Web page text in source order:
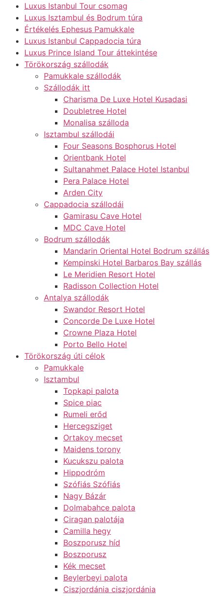
Luxus Istanbul Tour csomag
Luxus Isztambul és Bodrum túra
Értékelés Ephesus Pamukkale
Luxus Istanbul Cappadocia túra
Luxus Prince Island Tour áttekintése
Törökország szállodák
Pamukkale szállodák
Szállodák itt
Charisma De Luxe Hotel Kusadasi
Doubletree Hotel
Monalisa szálloda
Isztambul szállodái
Four Seasons Bosphorus Hotel
Orientbank Hotel
Sultanahmet Palace Hotel Istanbul
Pera Palace Hotel
Arden City
Cappadocia szállodái
Gamirasu Cave Hotel
MDC Cave Hotel
Bodrum szállodák
Mandarin Oriental Hotel Bodrum szállás
Kempinski Hotel Barbaros Bay szállás
Le Meridien Resort Hotel
Radisson Collection Hotel
Antalya szállodák
Swandor Resort Hotel
Concorde De Luxe Hotel
Crowne Plaza Hotel
Porto Bello Hotel
Törökország úti célok
Pamukkale
Isztambul
Topkapi palota
Spice piac
Rumeli erőd
Hercegsziget
Ortakoy mecset
Maidens torony
Kucukszu palota
Hippodróm
Szófiás Szófiás
Nagy Bázár
Dolmabahce palota
Ciragan palotája
Camilla hegy
Boszporusz híd
Boszporusz
Kék mecset
Beylerbeyi palota
Ciszjordánia ciszjordánia